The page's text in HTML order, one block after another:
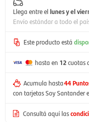
Llega entre el lunes y el
Envío estándar a todo el
Este producto está
hasta en 12cuotas
Acumula hasta44
con tarjetas Soy Santander
Consultá aquí las